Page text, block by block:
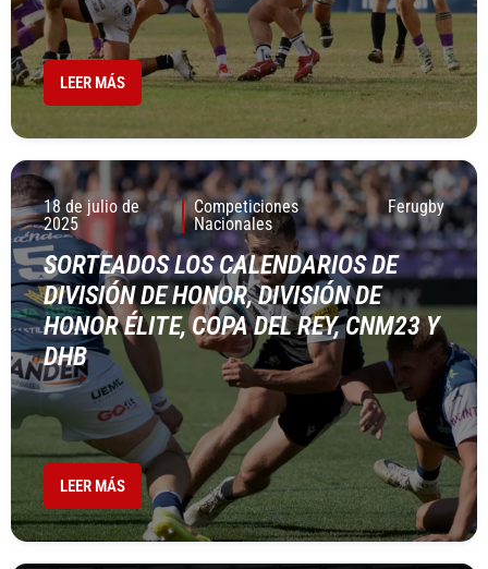
LEER MÁS
18 de julio de
2025
Competiciones
Nacionales
Ferugby
SORTEADOS LOS CALENDARIOS DE
DIVISIÓN DE HONOR, DIVISIÓN DE
HONOR ÉLITE, COPA DEL REY, CNM23 Y
DHB
LEER MÁS